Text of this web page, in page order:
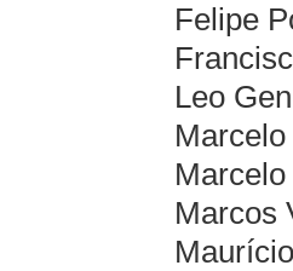
Felipe Porto
Francisco
Leo Generoso
Marcelo
Marcelo
Marcos Viana
Maurício